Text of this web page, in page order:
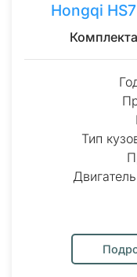
Hongqi
Тип